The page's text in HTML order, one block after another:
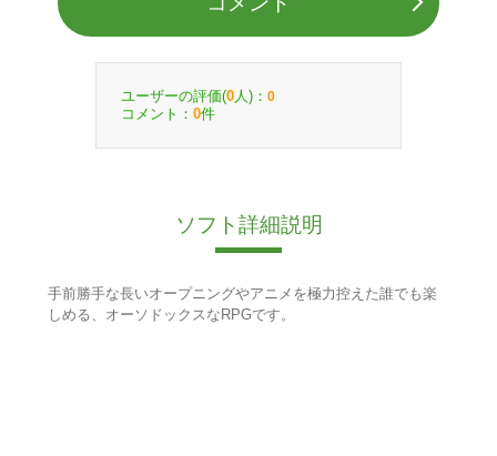
ユーザーの評価(0 人)： 0
コメント： 0件
ソフト詳細説明
手前勝手な長いオープニングやアニメを極力控えた誰でも楽
しめる、オーソドックスなRPGです。